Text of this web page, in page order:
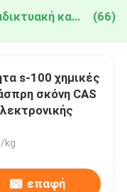
chemicals in electronics διαδικτυακή κατασκευή (66)
s-100 χημικές
σκόνη CAS
kg
επαφή